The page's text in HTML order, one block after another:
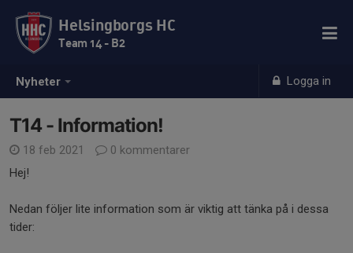
Nyheter Logga in
Helsingborgs HC
Team 14 - B2
T14 - Information!
18 feb 2021
0 kommentarer
Hej!
Nedan följer lite information som är viktig att tänka på i dessa
tider: